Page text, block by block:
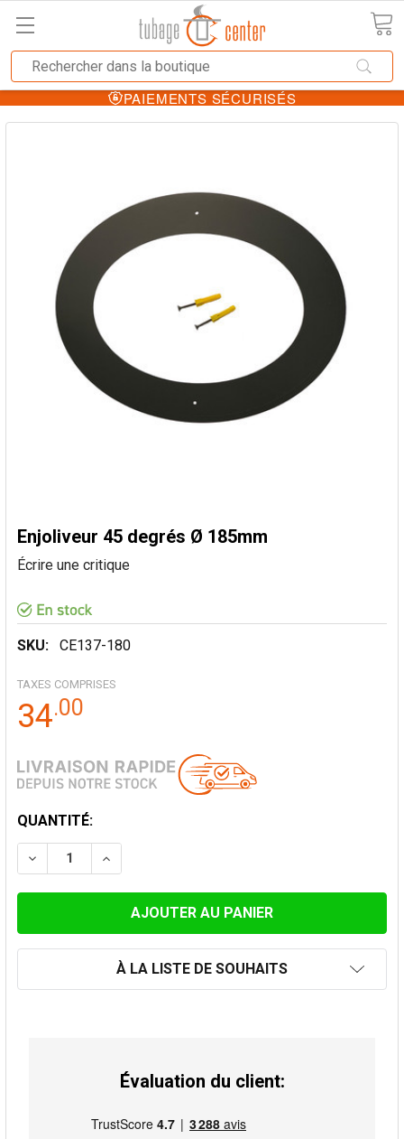
PAIEMENTS SÉCURISÉS
Enjoliveur 45 degrés Ø 185mm
Écrire une critique
SKU: CE137-180
TAXES COMPRISES
34.00
STOCK
ACTUEL:
QUANTITÉ:
DIMINUER LA QUANTITÉ DE ENJOLIVEUR 45 DEGRÉS Ø
AUGMENTER LA QUANTITÉ DE ENJOLIVEUR
À LA LISTE DE SOUHAITS
Évaluation du client: